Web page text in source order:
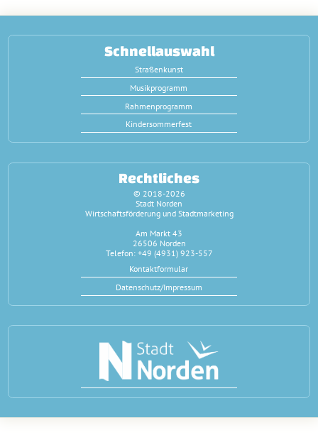
Schnellauswahl
Straßenkunst
Musikprogramm
Rahmenprogramm
Kindersommerfest
Rechtliches
© 2018-2026
Stadt Norden
Wirtschaftsförderung und Stadtmarketing
Am Markt 43
26506 Norden
Telefon: +49 (4931) 923-557
Kontaktformular
Datenschutz/Impressum